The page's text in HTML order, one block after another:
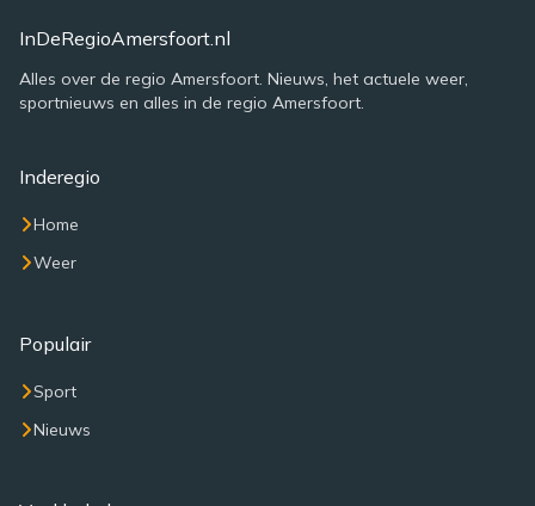
InDeRegioAmersfoort.nl
Alles over de regio Amersfoort. Nieuws, het actuele weer,
sportnieuws en alles in de regio Amersfoort.
Inderegio
Home
Weer
Populair
Sport
Nieuws